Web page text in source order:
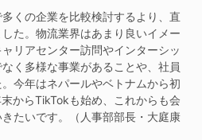
くの企業を比較検討するより、直
た。物流業界はあまり良いイメー
リアセンター訪問やインターシッ
く多様な事業があることや、社員
今年はネパールやベトナムから初
からTikTokも始め、これからも会
たいです。（人事部部長・大庭康